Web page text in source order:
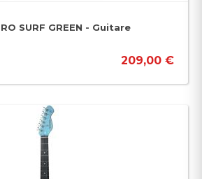
SURF GREEN - Guitare
209,00 €